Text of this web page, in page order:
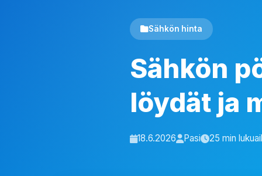
Sähkön hinta
Sähkön
löydät ja
18.6.2026 Pasi 25 min